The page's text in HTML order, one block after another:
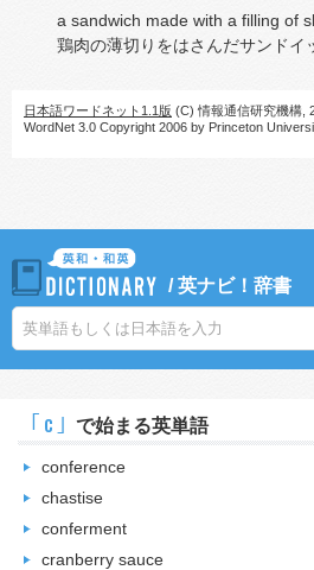
a sandwich made with a filling of
鶏肉の薄切りをはさんだサンドイ
日本語ワードネット1.1版 (C) 情報通信研究機構,
WordNet 3.0 Copyright 2006 by Princeton
/英ナビ！辞書
｢c｣ で始まる英単語
conference
chastise
conferment
cranberry sauce